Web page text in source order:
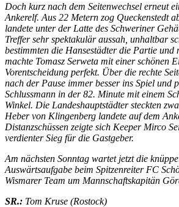
Doch kurz nach dem Seitenwechsel erneut
Ankerelf. Aus 22 Metern zog Queckenstedt
landete unter der Latte des Schweriner
Treffer sehr spektakulär aussah, unhaltbar
bestimmten die Hansestädter die Partie und
machte Tomasz Serweta mit einer schönen
Vorentscheidung perfekt. Über die rechte
nach der Pause immer besser ins Spiel und
Schlussmann in der 82. Minute mit einem
Winkel. Die Landeshauptstädter steckten
Heber von Klingenberg landete auf dem
Distanzschüssen zeigte sich Keeper Mirco
verdienter Sieg für die Gastgeber.
Am nächsten Sonntag wartet jetzt die
Auswärtsaufgabe beim Spitzenreiter FC
Wismarer Team um Mannschaftskapitän
SR.: Tom Kruse (Rostock)